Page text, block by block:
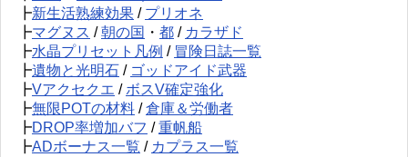
┣新生活熟練効果 / プリオネ
┣マグヌス /朝の国 ・ 都 / カラザド
┣水晶プリセット凡例 / 冒険日誌一覧
┣遺物と光明石 / ゴッドアイド武器
┣Vアクセクエ / ボスV確定強化
┣無限POTの材料 /倉庫＆労働者
┣DROP率増加バフ /重帆船
┣ADボーナス一覧 / カプラス一覧